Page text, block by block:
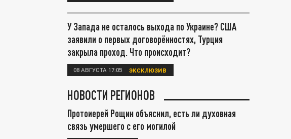
У Запада не осталось выхода по Украине? США
заявили о первых договорённостях, Турция
закрыла проход. Что происходит?
08 АВГУСТА 17:05 ЭКСКЛЮЗИВ
НОВОСТИ РЕГИОНОВ
Протоиерей Рощин объяснил, есть ли духовная
связь умершего с его могилой